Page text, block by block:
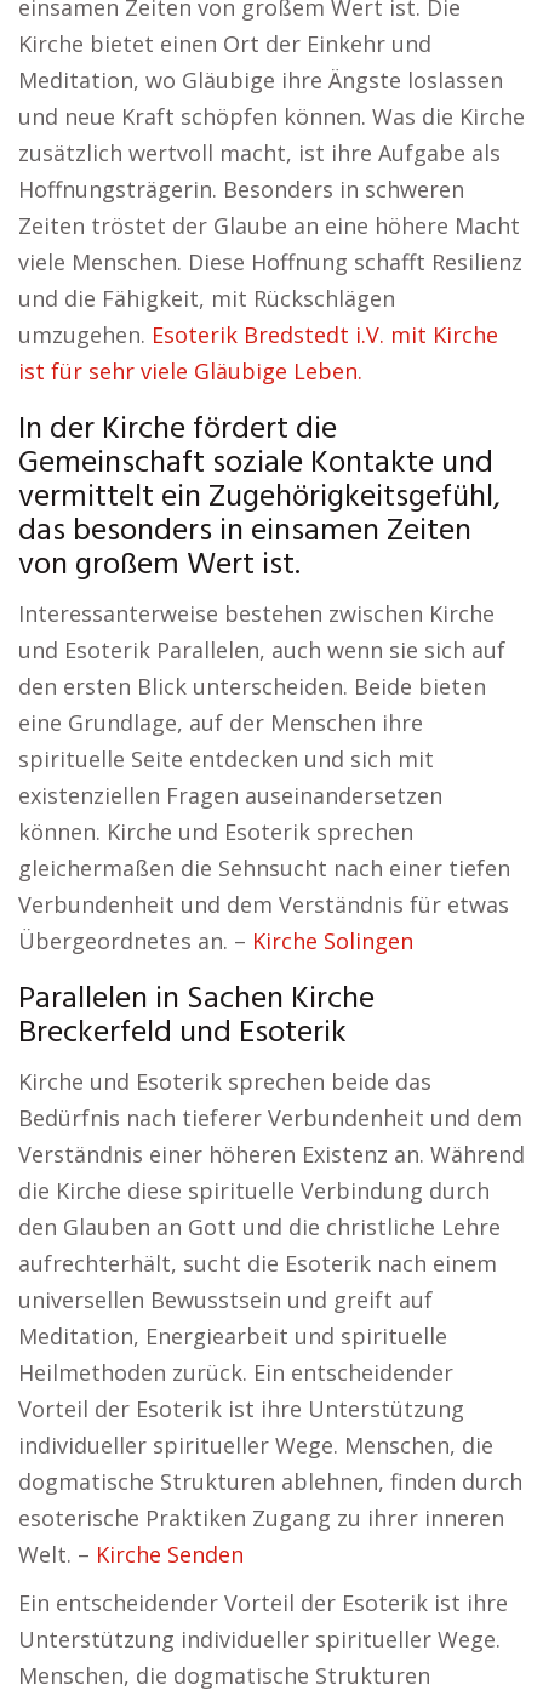
einsamen Zeiten von großem Wert ist. Die
Kirche bietet einen Ort der Einkehr und
Meditation, wo Gläubige ihre Ängste loslassen
und neue Kraft schöpfen können. Was die Kirche
zusätzlich wertvoll macht, ist ihre Aufgabe als
Hoffnungsträgerin. Besonders in schweren
Zeiten tröstet der Glaube an eine höhere Macht
viele Menschen. Diese Hoffnung schafft Resilienz
und die Fähigkeit, mit Rückschlägen
umzugehen. Esoterik Bredstedt i.V. mit Kirche
ist für sehr viele Gläubige Leben.
In der Kirche fördert die
Gemeinschaft soziale Kontakte und
vermittelt ein Zugehörigkeitsgefühl,
das besonders in einsamen Zeiten
von großem Wert ist.
Interessanterweise bestehen zwischen Kirche
und Esoterik Parallelen, auch wenn sie sich auf
den ersten Blick unterscheiden. Beide bieten
eine Grundlage, auf der Menschen ihre
spirituelle Seite entdecken und sich mit
existenziellen Fragen auseinandersetzen
können. Kirche und Esoterik sprechen
gleichermaßen die Sehnsucht nach einer tiefen
Verbundenheit und dem Verständnis für etwas
Übergeordnetes an. – Kirche Solingen
Parallelen in Sachen Kirche
Breckerfeld und Esoterik
Kirche und Esoterik sprechen beide das
Bedürfnis nach tieferer Verbundenheit und dem
Verständnis einer höheren Existenz an. Während
die Kirche diese spirituelle Verbindung durch
den Glauben an Gott und die christliche Lehre
aufrechterhält, sucht die Esoterik nach einem
universellen Bewusstsein und greift auf
Meditation, Energiearbeit und spirituelle
Heilmethoden zurück. Ein entscheidender
Vorteil der Esoterik ist ihre Unterstützung
individueller spiritueller Wege. Menschen, die
dogmatische Strukturen ablehnen, finden durch
esoterische Praktiken Zugang zu ihrer inneren
Welt. – Kirche Senden
Ein entscheidender Vorteil der Esoterik ist ihre
Unterstützung individueller spiritueller Wege.
Menschen, die dogmatische Strukturen